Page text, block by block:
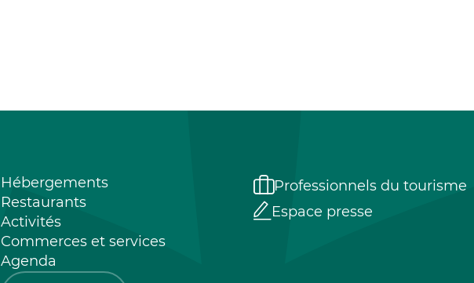
Hébergements
Restaurants
Activités
Commerces et services
Agenda
Professionnels du tourisme
Espace presse